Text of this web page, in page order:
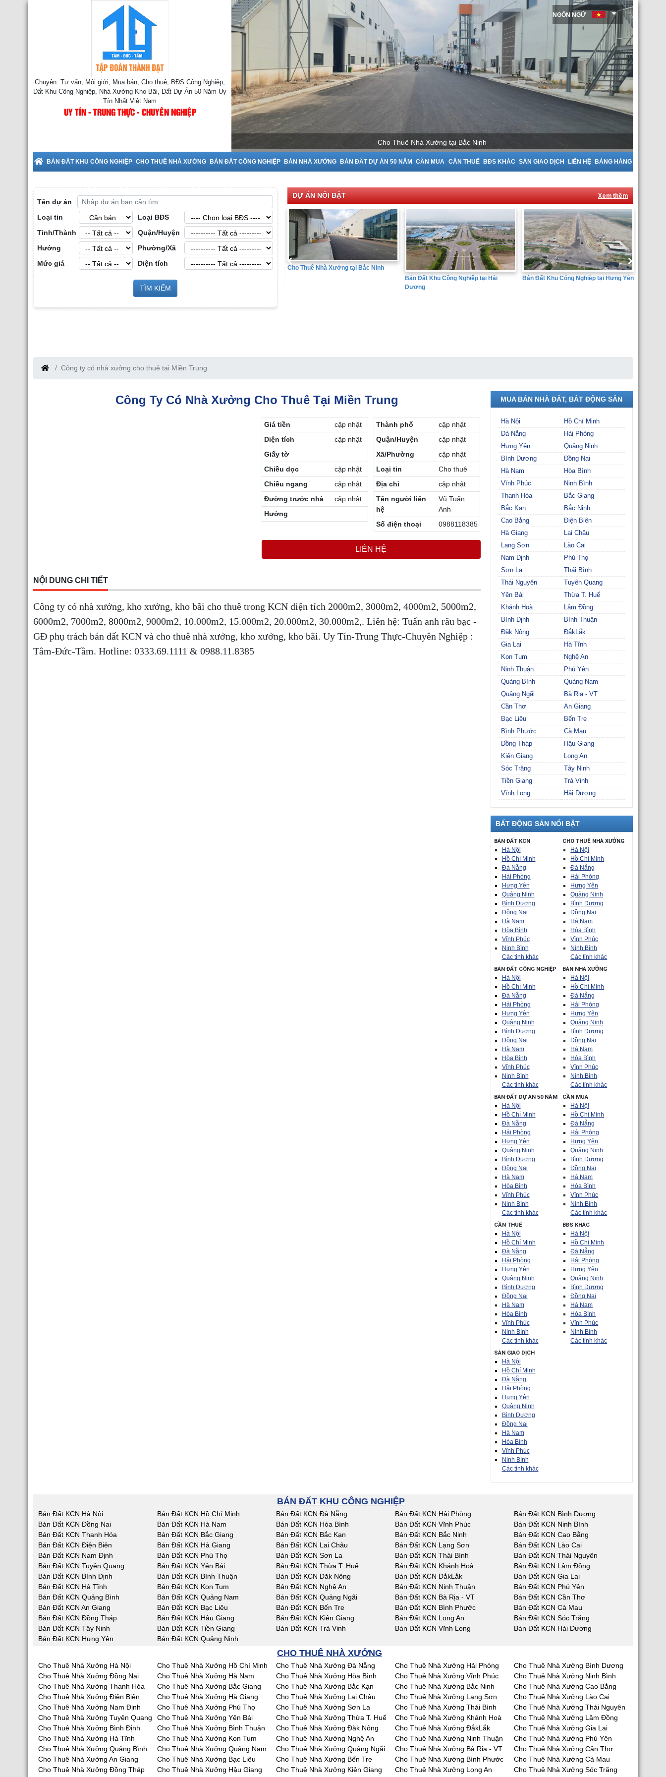
Chuyên: Tư vấn, Môi giới, Mua bán, Cho thuê, BĐS Công Nghiệp,
Đất Khu Công Nghiệp, Nhà Xưởng Kho Bãi, Đất Dự Án 50 Năm Uy
Tín Nhất Việt Nam
UY TÍN - TRUNG THỰC - CHUYÊN NGHIỆP
Cho Thuê Nhà Xưởng tại Bắc Giang
BÁN ĐẤT KHU CÔNG NGHIỆP CHO THUÊ NHÀ XƯỞNG BÁN ĐẤT CÔNG NGHIỆP BÁN NHÀ XƯỞNG BÁN ĐẤT DỰ ÁN 50 NĂM CẦN MUA CẦN THUÊ BĐS KHÁC SÀN GIAO DỊCH LIÊN HỆ BẢNG HÀNG
NGÔN NGỮ
Tên dự án
Loại tin
Loại BĐS
Tỉnh/Thành
Quận/Huyện
Hướng
Phường/Xã
Mức giá
Diện tích
TÌM KIẾM
DỰ ÁN NỔI BẬT Xem thêm
Động Sản Công
Bắc Giang
Cho Thuê Nhà Xưởng tại Hưng Yên
Cho Thuê Nhà Xưởng tại Bắc Ninh
Bán Đất Khu Công Nghiệp tại Hải
Bán Đất Khu Công Nghiệp tại Hưng Yên
Công ty có nhà xưởng cho thuê tại Miền Trung
Công Ty Có Nhà Xưởng Cho Thuê Tại Miền Trung
Giá tiền
cập nhật
Diện tích
cập nhật
Giấy tờ
Chiều dọc
cập nhật
Chiều ngang
cập nhật
Đường trước nhà
cập nhật
Hướng
Thành phố
cập nhật
Quận/Huyện
cập nhật
Xã/Phường
cập nhật
Loại tin
Cho thuê
Địa chỉ
cập nhật
Tên người liên
hệ
Vũ Tuấn
Anh
Số điện thoại
0988118385
LIÊN HỆ
NỘI DUNG CHI TIẾT
Công ty có nhà xưởng, kho xưởng, kho bãi cho thuê trong KCN diện tích 2000m2, 3000m2, 4000m2, 5000m2,
6000m2, 7000m2, 8000m2, 9000m2, 10.000m2, 15.000m2, 20.000m2, 30.000m2,. Liên hệ: Tuấn anh râu bạc -
GĐ phụ trách bán đất KCN và cho thuê nhà xưởng, kho xưởng, kho bãi. Uy Tín-Trung Thực-Chuyên Nghiệp :
Tâm-Đức-Tầm. Hotline: 0333.69.1111 & 0988.11.8385
MUA BÁN NHÀ ĐẤT, BẤT ĐỘNG SẢN
Hà Nội
Hồ Chí Minh
Đà Nẵng
Hải Phòng
Hưng Yên
Quảng Ninh
Bình Dương
Đồng Nai
Hà Nam
Hòa Bình
Vĩnh Phúc
Ninh Bình
Thanh Hóa
Bắc Giang
Bắc Kạn
Bắc Ninh
Cao Bằng
Điện Biên
Hà Giang
Lai Châu
Lạng Sơn
Lào Cai
Nam Định
Phú Thọ
Sơn La
Thái Bình
Thái Nguyên
Tuyên Quang
Yên Bái
Thừa T. Huế
Khánh Hoà
Lâm Đồng
Bình Định
Bình Thuận
Đăk Nông
ĐắkLắk
Gia Lai
Hà Tĩnh
Kon Tum
Nghệ An
Ninh Thuận
Phú Yên
Quảng Bình
Quảng Nam
Quảng Ngãi
Bà Rịa - VT
Cần Thơ
An Giang
Bạc Liêu
Bến Tre
Bình Phước
Cà Mau
Đồng Tháp
Hậu Giang
Kiên Giang
Long An
Sóc Trăng
Tây Ninh
Tiền Giang
Trà Vinh
Vĩnh Long
Hải Dương
BẤT ĐỘNG SẢN NỔI BẬT
BÁN ĐẤT KCN
Hà Nội
Hồ Chí Minh
Đà Nẵng
Hải Phòng
Hưng Yên
Quảng Ninh
Bình Dương
Đồng Nai
Hà Nam
Hòa Bình
Vĩnh Phúc
Ninh Bình
Các tỉnh khác
CHO THUÊ NHÀ XƯỞNG
Hà Nội
Hồ Chí Minh
Đà Nẵng
Hải Phòng
Hưng Yên
Quảng Ninh
Bình Dương
Đồng Nai
Hà Nam
Hòa Bình
Vĩnh Phúc
Ninh Bình
Các tỉnh khác
BÁN ĐẤT CÔNG NGHIỆP
Hà Nội
Hồ Chí Minh
Đà Nẵng
Hải Phòng
Hưng Yên
Quảng Ninh
Bình Dương
Đồng Nai
Hà Nam
Hòa Bình
Vĩnh Phúc
Ninh Bình
Các tỉnh khác
BÁN NHÀ XƯỞNG
Hà Nội
Hồ Chí Minh
Đà Nẵng
Hải Phòng
Hưng Yên
Quảng Ninh
Bình Dương
Đồng Nai
Hà Nam
Hòa Bình
Vĩnh Phúc
Ninh Bình
Các tỉnh khác
BÁN ĐẤT DỰ ÁN 50 NĂM
Hà Nội
Hồ Chí Minh
Đà Nẵng
Hải Phòng
Hưng Yên
Quảng Ninh
Bình Dương
Đồng Nai
Hà Nam
Hòa Bình
Vĩnh Phúc
Ninh Bình
Các tỉnh khác
CẦN MUA
Hà Nội
Hồ Chí Minh
Đà Nẵng
Hải Phòng
Hưng Yên
Quảng Ninh
Bình Dương
Đồng Nai
Hà Nam
Hòa Bình
Vĩnh Phúc
Ninh Bình
Các tỉnh khác
CẦN THUÊ
Hà Nội
Hồ Chí Minh
Đà Nẵng
Hải Phòng
Hưng Yên
Quảng Ninh
Bình Dương
Đồng Nai
Hà Nam
Hòa Bình
Vĩnh Phúc
Ninh Bình
Các tỉnh khác
BĐS KHÁC
Hà Nội
Hồ Chí Minh
Đà Nẵng
Hải Phòng
Hưng Yên
Quảng Ninh
Bình Dương
Đồng Nai
Hà Nam
Hòa Bình
Vĩnh Phúc
Ninh Bình
Các tỉnh khác
SÀN GIAO DỊCH
Hà Nội
Hồ Chí Minh
Đà Nẵng
Hải Phòng
Hưng Yên
Quảng Ninh
Bình Dương
Đồng Nai
Hà Nam
Hòa Bình
Vĩnh Phúc
Ninh Bình
Các tỉnh khác
BÁN ĐẤT KHU CÔNG NGHIỆP
Bán Đất KCN Hà Nội Bán Đất KCN Hồ Chí Minh Bán Đất KCN Đà Nẵng Bán Đất KCN Hải Phòng
Bán Đất KCN Bình Dương
Bán Đất KCN Đồng Nai
Bán Đất KCN Hà Nam Bán Đất KCN Hòa Bình Bán Đất KCN Vĩnh Phúc
Bán Đất KCN Ninh Bình
Bán Đất KCN Thanh Hóa
Bán Đất KCN Bắc Giang Bán Đất KCN Bắc Kạn Bán Đất KCN Bắc Ninh
Bán Đất KCN Cao Bằng
Bán Đất KCN Điện Biên
Bán Đất KCN Hà Giang Bán Đất KCN Lai Châu Bán Đất KCN Lạng Sơn
Bán Đất KCN Lào Cai
Bán Đất KCN Nam Định
Bán Đất KCN Phú Thọ Bán Đất KCN Sơn La Bán Đất KCN Thái Bình
Bán Đất KCN Thái Nguyên
Bán Đất KCN Tuyên Quang
Bán Đất KCN Yên Bái Bán Đất KCN Thừa T. Huế Bán Đất KCN Khánh Hoà
Bán Đất KCN Lâm Đồng
Bán Đất KCN Bình Định
Bán Đất KCN Bình Thuận Bán Đất KCN Đăk Nông Bán Đất KCN ĐắkLắk
Bán Đất KCN Gia Lai
Bán Đất KCN Hà Tĩnh
Bán Đất KCN Kon Tum Bán Đất KCN Nghệ An Bán Đất KCN Ninh Thuận
Bán Đất KCN Phú Yên
Bán Đất KCN Quảng Bình
Bán Đất KCN Quảng Nam Bán Đất KCN Quảng Ngãi Bán Đất KCN Bà Rịa - VT
Bán Đất KCN Cần Thơ
Bán Đất KCN An Giang
Bán Đất KCN Bạc Liêu Bán Đất KCN Bến Tre Bán Đất KCN Bình Phước
Bán Đất KCN Cà Mau
Bán Đất KCN Đồng Tháp
Bán Đất KCN Hậu Giang Bán Đất KCN Kiên Giang Bán Đất KCN Long An
Bán Đất KCN Sóc Trăng
Bán Đất KCN Tây Ninh
Bán Đất KCN Tiền Giang Bán Đất KCN Trà Vinh Bán Đất KCN Vĩnh Long
Bán Đất KCN Hải Dương
Bán Đất KCN Hưng Yên
Bán Đất KCN Quảng Ninh
CHO THUÊ NHÀ XƯỞNG
Cho Thuê Nhà Xưởng Hà Nội Cho Thuê Nhà Xưởng Hồ Chí Minh Cho Thuê Nhà Xưởng Đà Nẵng Cho Thuê Nhà Xưởng Hải Phòng
Cho Thuê Nhà Xưởng Bình Dương
Cho Thuê Nhà Xưởng Đồng Nai
Cho Thuê Nhà Xưởng Hà Nam Cho Thuê Nhà Xưởng Hòa Bình Cho Thuê Nhà Xưởng Vĩnh Phúc
Cho Thuê Nhà Xưởng Ninh Bình
Cho Thuê Nhà Xưởng Thanh Hóa
Cho Thuê Nhà Xưởng Bắc Giang Cho Thuê Nhà Xưởng Bắc Kạn Cho Thuê Nhà Xưởng Bắc Ninh
Cho Thuê Nhà Xưởng Cao Bằng
Cho Thuê Nhà Xưởng Điện Biên
Cho Thuê Nhà Xưởng Hà Giang Cho Thuê Nhà Xưởng Lai Châu Cho Thuê Nhà Xưởng Lạng Sơn
Cho Thuê Nhà Xưởng Lào Cai
Cho Thuê Nhà Xưởng Nam Định
Cho Thuê Nhà Xưởng Phú Thọ Cho Thuê Nhà Xưởng Sơn La Cho Thuê Nhà Xưởng Thái Bình
Cho Thuê Nhà Xưởng Thái Nguyên
Cho Thuê Nhà Xưởng Tuyên Quang
Cho Thuê Nhà Xưởng Yên Bái Cho Thuê Nhà Xưởng Thừa T. Huế Cho Thuê Nhà Xưởng Khánh Hoà
Cho Thuê Nhà Xưởng Lâm Đồng
Cho Thuê Nhà Xưởng Bình Định
Cho Thuê Nhà Xưởng Bình Thuận Cho Thuê Nhà Xưởng Đăk Nông Cho Thuê Nhà Xưởng ĐắkLắk
Cho Thuê Nhà Xưởng Gia Lai
Cho Thuê Nhà Xưởng Hà Tĩnh
Cho Thuê Nhà Xưởng Kon Tum Cho Thuê Nhà Xưởng Nghệ An Cho Thuê Nhà Xưởng Ninh Thuận
Cho Thuê Nhà Xưởng Phú Yên
Cho Thuê Nhà Xưởng Quảng Bình
Cho Thuê Nhà Xưởng Quảng Nam Cho Thuê Nhà Xưởng Quảng Ngãi Cho Thuê Nhà Xưởng Bà Rịa - VT
Cho Thuê Nhà Xưởng Cần Thơ
Cho Thuê Nhà Xưởng An Giang
Cho Thuê Nhà Xưởng Bạc Liêu Cho Thuê Nhà Xưởng Bến Tre Cho Thuê Nhà Xưởng Bình Phước
Cho Thuê Nhà Xưởng Cà Mau
Cho Thuê Nhà Xưởng Đồng Tháp
Cho Thuê Nhà Xưởng Hậu Giang Cho Thuê Nhà Xưởng Kiên Giang Cho Thuê Nhà Xưởng Long An
Cho Thuê Nhà Xưởng Sóc Trăng